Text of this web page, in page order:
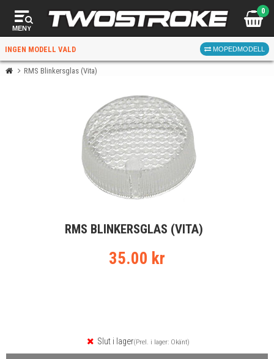
MENY
0
INGEN MODELL VALD MOPEDMODELL
VÄLJ MOPEDFÖR RÄTT DELAR
När du valt kommer butiken visa delar för vald moped
RMS Blinkersglas (Vita)
RMS BLINKERSGLAS (VITA)
35.00 kr
Slut i lager(Prel. i lager: Okänt)